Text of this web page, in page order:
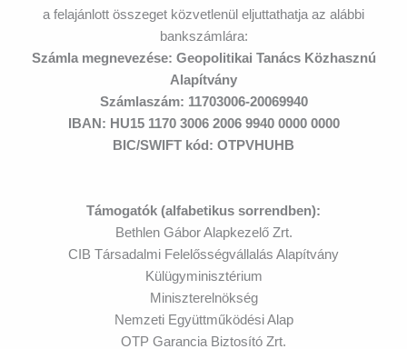
a felajánlott összeget közvetlenül eljuttathatja az alábbi
bankszámlára:
Számla megnevezése: Geopolitikai Tanács Közhasznú
Alapítvány
Számlaszám: 11703006-20069940
IBAN: HU15 1170 3006 2006 9940 0000 0000
BIC/SWIFT kód: OTPVHUHB
Támogatók (alfabetikus sorrendben):
Bethlen Gábor Alapkezelő Zrt.
CIB Társadalmi Felelősségvállalás Alapítvány
Külügyminisztérium
Miniszterelnökség
Nemzeti Együttműködési Alap
OTP Garancia Biztosító Zrt.